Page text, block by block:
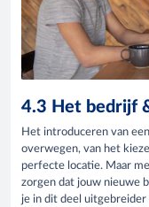
4.3 Het bedrijf
Het introduceren van
overwegen, van het
perfecte locatie. Maar
zorgen dat jouw nieuwe
je in dit deel